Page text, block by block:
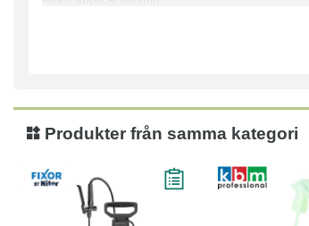
Produkter från samma kategori